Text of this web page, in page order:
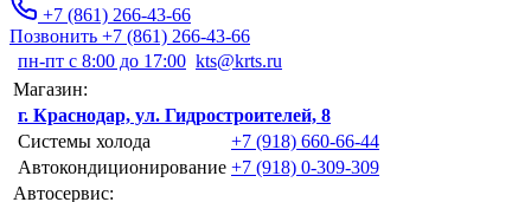
+7 (861) 266-43-66
Позвонить +7 (861) 266-43-66
пн-пт с 8:00 до 17:00 kts@krts.ru
Магазин:
г. Краснодар, ул. Гидростроителей, 8
Системы холода
+7 (918) 660-66-44
Автокондиционирование +7 (918) 0-309-309
Автосервис: